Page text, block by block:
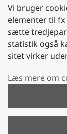
Aktindsigt
Nyttige links
Plan- og
Folkekirken.dk
Vi bruger
elementer til
sætte
statistik også
sitet virker
Læs mere om